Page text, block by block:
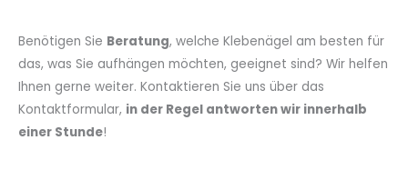
Benötigen Sie Beratung, welche Klebenägel am besten für
das, was Sie aufhängen möchten, geeignet sind? Wir helfen
Ihnen gerne weiter. Kontaktieren Sie uns über das
Kontaktformular, in der Regel antworten wir innerhalb
einer Stunde!